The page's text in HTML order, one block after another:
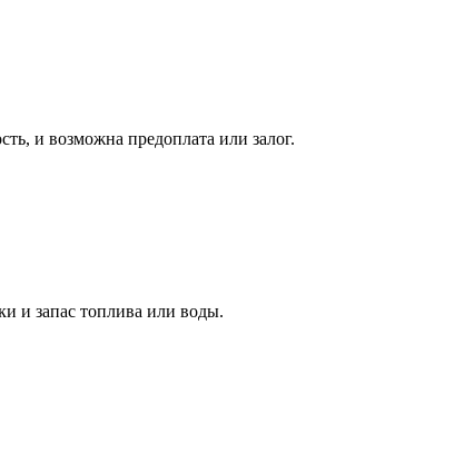
и возможна предоплата или залог.
и запас топлива или воды.